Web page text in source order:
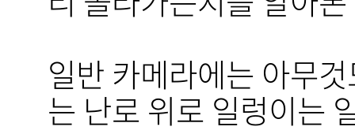
일반 카메라에는 아무
는 난로 위로 일렁이는